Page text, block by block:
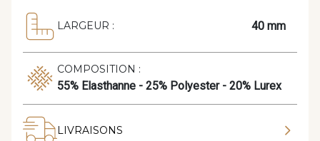
LARGEUR : 40 mm
COMPOSITION :
55% Elasthanne - 25% Polyester - 20% Lurex
LIVRAISONS